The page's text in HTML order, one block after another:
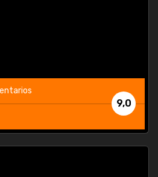
9,0